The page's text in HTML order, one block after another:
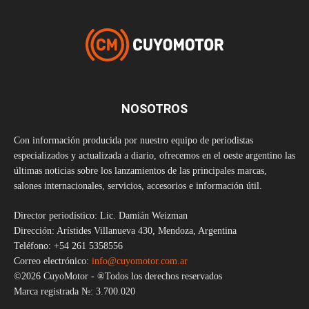
NOSOTROS
Con información producida por nuestro equipo de periodistas
especializados y actualizada a diario, ofrecemos en el oeste argentino las
últimas noticias sobre los lanzamientos de las principales marcas,
salones internacionales, servicios, accesorios e información útil.
Director periodístico: Lic. Damián Weizman
Dirección: Arístides Villanueva 430, Mendoza, Argentina
Teléfono: +54 261 5358556
Correo electrónico: info@cuyomotor.com.ar
©2026 CuyoMotor - ®Todos los derechos reservados
Marca registrada №: 3.700.020